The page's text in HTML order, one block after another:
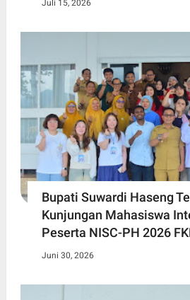
Juli 15, 2026
Bupati Suwardi Haseng
Kunjungan Mahasiswa
Peserta NISC-PH 2026
Juni 30, 2026